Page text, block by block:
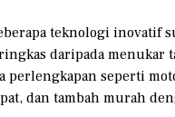
teknologi inovatif
daripada menukar
perlengkapan seperti
dan tambah murah